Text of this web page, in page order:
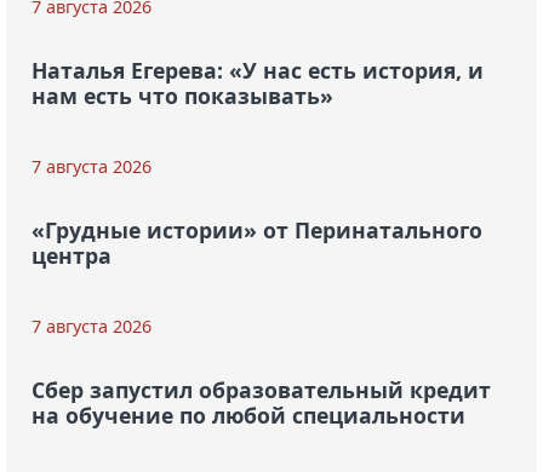
7 августа 2026
Наталья Егерева: «У нас есть история, и
нам есть что показывать»
7 августа 2026
«Грудные истории» от Перинатального
центра
7 августа 2026
Сбер запустил образовательный кредит
на обучение по любой специальности